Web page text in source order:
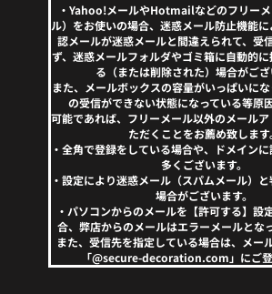
・Yahoo!メールやHotmailなどのフリーメ
ル）をお使いの場合、迷惑メール防止機能
認メールが迷惑メールと間違えられて、受
ず、迷惑メールフォルダやゴミ箱に自動的
る（または削除された）場合がござ
また、メールボックスの容量がいっぱいに
の受信ができない状態になっている等原
可能であれば、フリーメール以外のメール
ただくことをお薦め致します
・全角で登録をしている場合や、ドメイン
多くございます。
・設定により迷惑メール（スパムメール）
場合がございます。
・パソコンからのメールを【許可する】設
合、弊店からのメールはエラーメールとな
また、受信先を指定している場合は、メー
「@secure-decoration.com」にご登